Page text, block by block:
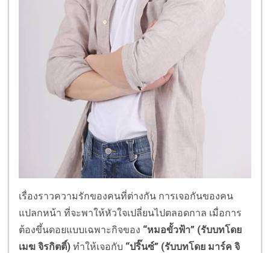
เรื่องราวความรักของคนที่ต่างกัน การเจอกันของคน
แปลกหน้า ที่จะพาให้หัวใจเปลี่ยนไปตลอดกาล เมื่อการ
ต้องขึ้นดอยแบบเฉพาะกิจของ “หมอขั้วฟ้า” (รับบทโดย
เมฆ จิรกิตติ์) ทำให้เจอกับ “ปริ๊นซ์” (รับบทโดย มาร์ค จิ